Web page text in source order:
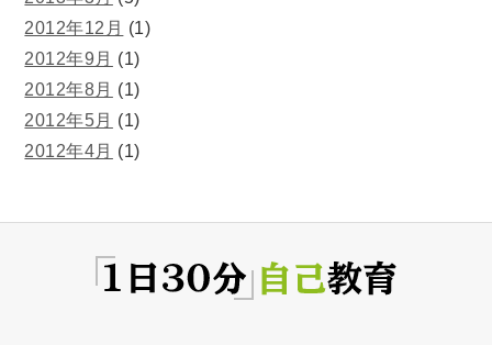
2012年12月 (1)
2012年9月 (1)
2012年8月 (1)
2012年5月 (1)
2012年4月 (1)